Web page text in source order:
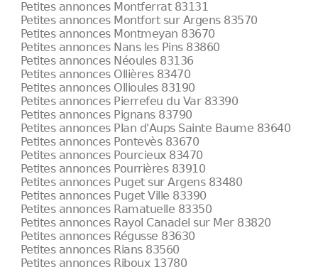
Petites annonces Montferrat 83131
Petites annonces Montfort sur Argens 83570
Petites annonces Montmeyan 83670
Petites annonces Nans les Pins 83860
Petites annonces Néoules 83136
Petites annonces Ollières 83470
Petites annonces Ollioules 83190
Petites annonces Pierrefeu du Var 83390
Petites annonces Pignans 83790
Petites annonces Plan d'Aups Sainte Baume 83640
Petites annonces Pontevès 83670
Petites annonces Pourcieux 83470
Petites annonces Pourrières 83910
Petites annonces Puget sur Argens 83480
Petites annonces Puget Ville 83390
Petites annonces Ramatuelle 83350
Petites annonces Rayol Canadel sur Mer 83820
Petites annonces Régusse 83630
Petites annonces Rians 83560
Petites annonces Riboux 13780